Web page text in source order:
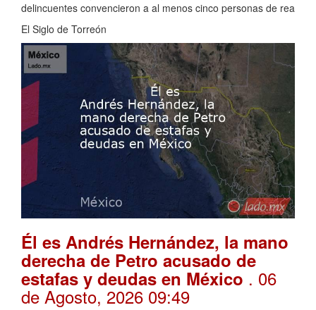
delincuentes convencieron a al menos cinco personas de rea
El Siglo de Torreón
Él es Andrés Hernández, la mano
derecha de Petro acusado de
estafas y deudas en México . 06
de Agosto, 2026 09:49